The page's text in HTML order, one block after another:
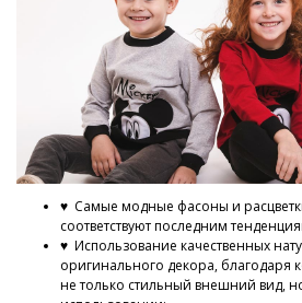
♥ Самые модные фасоны и
соответствуют последним
♥ Использование качественных
оригинального декора, благодаря
не только стильный внешний вид,